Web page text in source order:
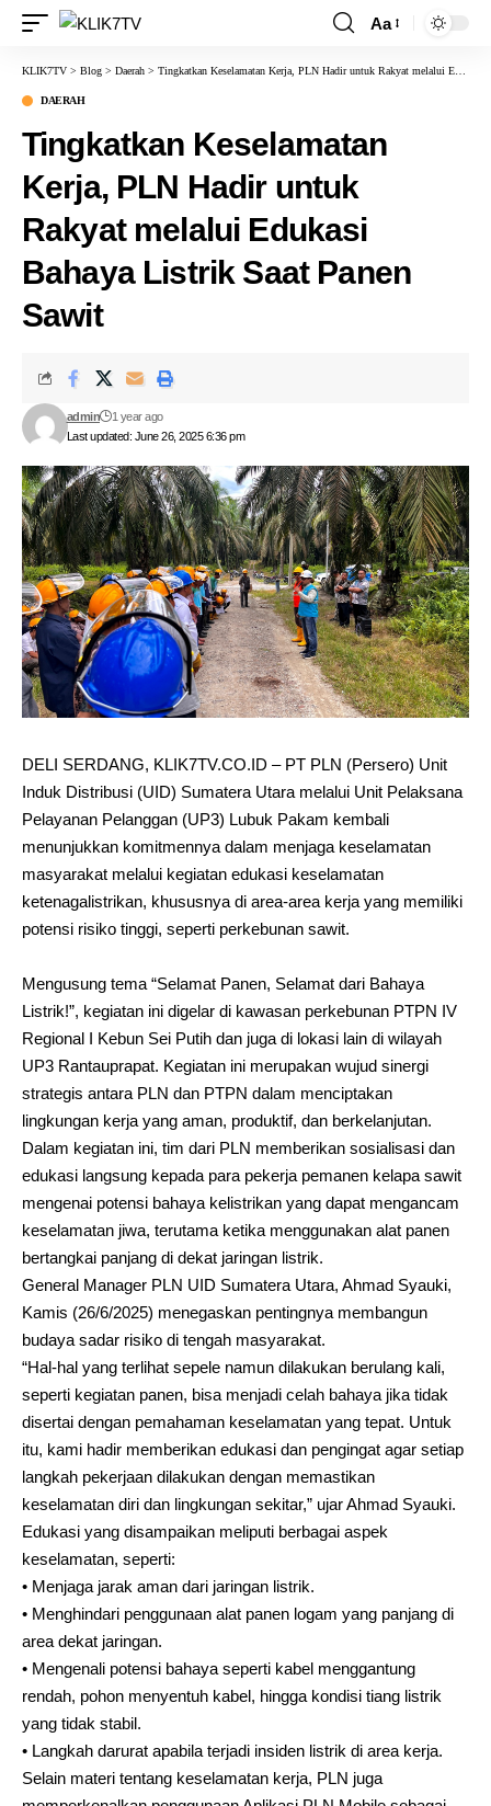
Aa
KLIK7TV > Blog > Daerah > Tingkatkan Keselamatan Kerja, PLN Hadir untuk Rakyat melalui Edukasi Bahaya Listrik Saat Panen Sawit
DAERAH
Tingkatkan Keselamatan
Kerja, PLN Hadir untuk
Rakyat melalui Edukasi
Bahaya Listrik Saat Panen
Sawit
Last updated: June 26, 2025 6:36 pm
admin 1 year ago
DELI SERDANG, KLIK7TV.CO.ID – PT PLN (Persero) Unit
Induk Distribusi (UID) Sumatera Utara melalui Unit Pelaksana
Pelayanan Pelanggan (UP3) Lubuk Pakam kembali
menunjukkan komitmennya dalam menjaga keselamatan
masyarakat melalui kegiatan edukasi keselamatan
ketenagalistrikan, khususnya di area-area kerja yang memiliki
potensi risiko tinggi, seperti perkebunan sawit.
Mengusung tema “Selamat Panen, Selamat dari Bahaya
Listrik!”, kegiatan ini digelar di kawasan perkebunan PTPN IV
Regional I Kebun Sei Putih dan juga di lokasi lain di wilayah
UP3 Rantauprapat. Kegiatan ini merupakan wujud sinergi
strategis antara PLN dan PTPN dalam menciptakan
lingkungan kerja yang aman, produktif, dan berkelanjutan.
Dalam kegiatan ini, tim dari PLN memberikan sosialisasi dan
edukasi langsung kepada para pekerja pemanen kelapa sawit
mengenai potensi bahaya kelistrikan yang dapat mengancam
keselamatan jiwa, terutama ketika menggunakan alat panen
bertangkai panjang di dekat jaringan listrik.
General Manager PLN UID Sumatera Utara, Ahmad Syauki,
Kamis (26/6/2025) menegaskan pentingnya membangun
budaya sadar risiko di tengah masyarakat.
“Hal-hal yang terlihat sepele namun dilakukan berulang kali,
seperti kegiatan panen, bisa menjadi celah bahaya jika tidak
disertai dengan pemahaman keselamatan yang tepat. Untuk
itu, kami hadir memberikan edukasi dan pengingat agar setiap
langkah pekerjaan dilakukan dengan memastikan
keselamatan diri dan lingkungan sekitar,” ujar Ahmad Syauki.
Edukasi yang disampaikan meliputi berbagai aspek
keselamatan, seperti:
• Menjaga jarak aman dari jaringan listrik.
• Menghindari penggunaan alat panen logam yang panjang di
area dekat jaringan.
• Mengenali potensi bahaya seperti kabel menggantung
rendah, pohon menyentuh kabel, hingga kondisi tiang listrik
yang tidak stabil.
• Langkah darurat apabila terjadi insiden listrik di area kerja.
Selain materi tentang keselamatan kerja, PLN juga